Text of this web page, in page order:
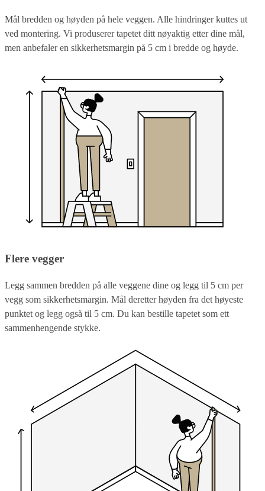
Mål bredden og høyden på hele veggen. Alle hindringer kuttes ut
ved montering. Vi produserer tapetet ditt nøyaktig etter dine mål,
men anbefaler en sikkerhetsmargin på 5 cm i bredde og høyde.
Flere vegger
Legg sammen bredden på alle veggene dine og legg til 5 cm per
vegg som sikkerhetsmargin. Mål deretter høyden fra det høyeste
punktet og legg også til 5 cm. Du kan bestille tapetet som ett
sammenhengende stykke.